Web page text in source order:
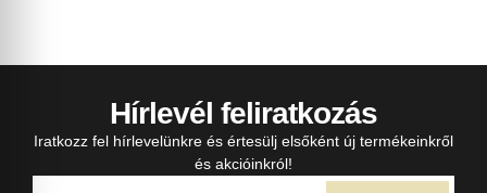
Hírlevél feliratkozás
Iratkozz fel hírlevelünkre és értesülj elsőként új termékeinkről
és akcióinkról!